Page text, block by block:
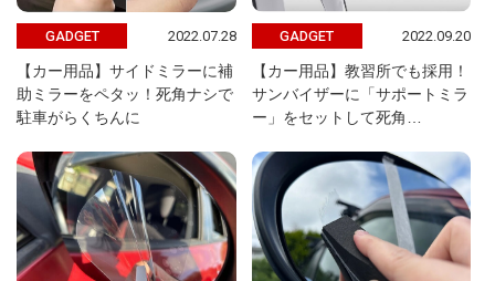
GADGET 2022.07.28
【カー用品】サイドミラーに補
助ミラーをペタッ！死角ナシで
駐車がらくちんに
GADGET 2022.09.20
【カー用品】教習所でも採用！
サンバイザーに「サポートミラ
ー」をセットして死角…